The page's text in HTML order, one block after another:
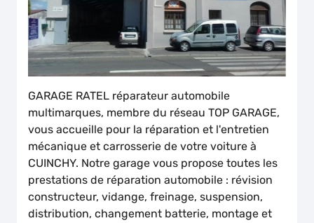
GARAGE RATEL réparateur automobile
multimarques, membre du réseau TOP GARAGE,
vous accueille pour la réparation et l'entretien
mécanique et carrosserie de votre voiture à
CUINCHY. Notre garage vous propose toutes les
prestations de réparation automobile : révision
constructeur, vidange, freinage, suspension,
distribution, changement batterie, montage et